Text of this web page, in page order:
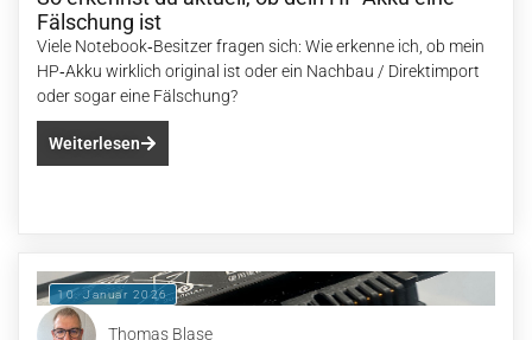
Fälschung ist
Viele Notebook‑Besitzer fragen sich: Wie erkenne ich, ob mein
HP‑Akku wirklich original ist oder ein Nachbau / Direktimport
oder sogar eine Fälschung?
Weiterlesen
10. Januar 2026
Thomas Blase